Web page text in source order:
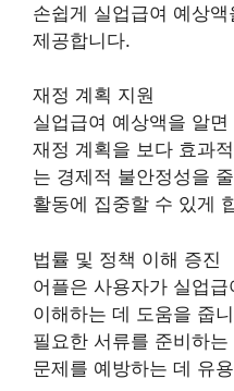
손쉽게 실업급여 예상
제공합니다.
재정 계획 지원
실업급여 예상액을 알
재정 계획을 보다 효과
는 경제적 불안정성을
활동에 집중할 수 있게
법률 및 정책 이해 증진
어플은 사용자가 실업
이해하는 데 도움을 줍
필요한 서류를 준비하
문제를 예방하는 데 유